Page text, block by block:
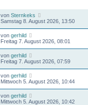
von Sternkeks
Samstag 8. August 2026, 13:50
von gerhild
Freitag 7. August 2026, 08:01
von gerhild
Freitag 7. August 2026, 07:59
von gerhild
Mittwoch 5. August 2026, 10:44
von gerhild
Mittwoch 5. August 2026, 10:42